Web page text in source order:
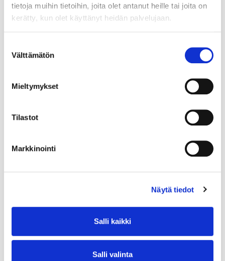
tietoja muihin tietoihin, joita olet antanut heille tai joita on
kerätty, kun olet käyttänyt heidän palvelujaan.
valinta
Välttämätön
Mieltymykset
Tilastot
Markkinointi
Näytä tiedot
Salli kaikki
Salli valinta